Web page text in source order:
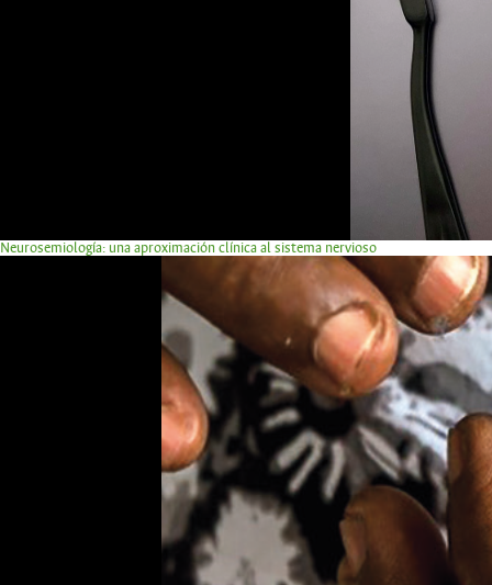
Neurosemiología: una aproximación clínica al sistema nervioso